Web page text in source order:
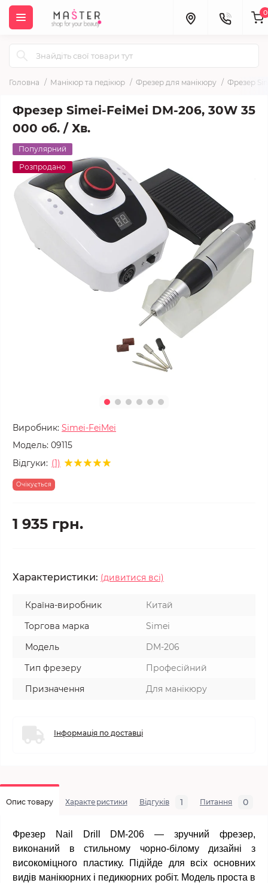
0
Головна Манікюр та педікюр Фрезер для манікюру Фрезер
Фрезер Simei-FeiMei DM-206, 30W 35
000 об. / Хв.
Популярний
Розпродано
Виробник: Simei-FeiMei
Модель: 09115
Відгуки: (1)
Очікується
1 935 грн.
Характеристики: (дивитися всі)
Країна-виробник
Китай
Торгова марка
Simei
Модель
DM-206
Тип фрезеру
Професійний
Призначення
Для манікюру
Інформація по доставці
Опис товару Характеристики Відгуків 1 Питання 0
Фрезер Nail Drill DM-206 —
зручний фрезер,
виконаний в стильному чорно-білому дизайні з
високоміцного пластику. Підійде для всіх основних
видів манікюрних і педикюрних робіт. Модель проста в